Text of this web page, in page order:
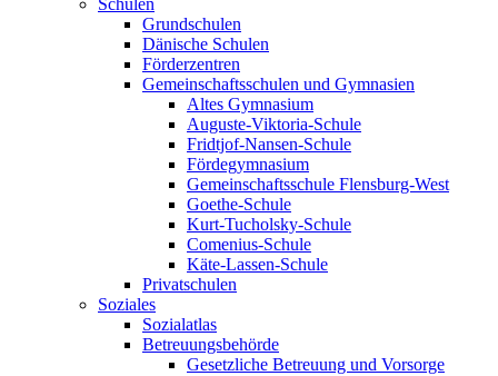
Schulen
Grundschulen
Dänische Schulen
Förderzentren
Gemeinschaftsschulen und Gymnasien
Altes Gymnasium
Auguste-Viktoria-Schule
Fridtjof-Nansen-Schule
Fördegymnasium
Gemeinschaftsschule Flensburg-West
Goethe-Schule
Kurt-Tucholsky-Schule
Comenius-Schule
Käte-Lassen-Schule
Privatschulen
Soziales
Sozialatlas
Betreuungsbehörde
Gesetzliche Betreuung und Vorsorge